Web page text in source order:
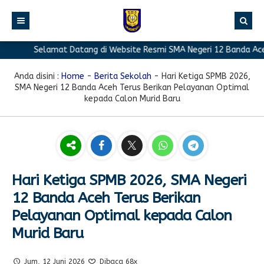
BERANDA
PROFIL
Sambutan Kepala Sekolah
Sejarah Singkat
Struktur Organisasi
Sekolah
Komite
Berita Prestasi
Berita Sekolah
Blog Guru
Pengumuman
Agenda
PROGRAM
Pramuka
PMR
Klub Bahasa
GALERI
FOTO
VIDEO
PPDB
DOWNLOAD
Selamat Datang di Website Resmi SMA Negeri 12 Banda Aceh
Anda disini : Home - Berita Sekolah - Hari Ketiga SPMB 2026,
SMA Negeri 12 Banda Aceh Terus Berikan Pelayanan Optimal
kepada Calon Murid Baru
Hari Ketiga SPMB 2026, SMA Negeri
12 Banda Aceh Terus Berikan
Pelayanan Optimal kepada Calon
Murid Baru
Jum, 12 Juni 2026 Dibaca 68x